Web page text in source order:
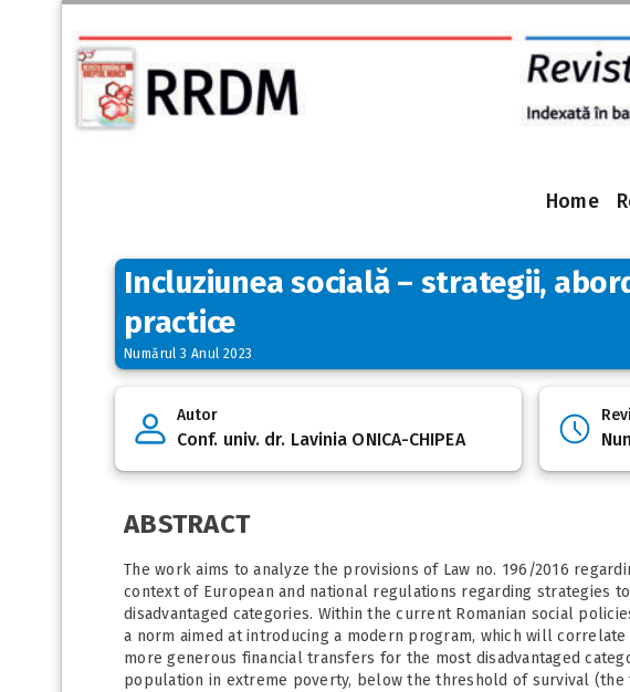
Home
Incluziunea socială – strategii,
practice
Numărul 3 Anul 2023
Autor
Conf. univ. dr. Lavinia ONICA-CHIPEA
ABSTRACT
The work aims to analyze the provisions of Law no. 196/2016
context of European and national regulations regarding strategies
disadvantaged categories. Within the current Romanian social
a norm aimed at introducing a modern program, which will
more generous financial transfers for the most disadvantaged
population in extreme poverty, below the threshold of survival